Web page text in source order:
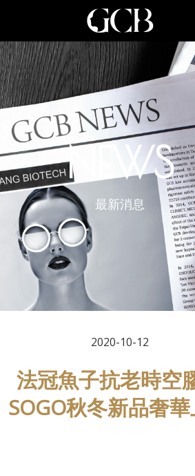
NEWS
最新消息
2020-10-12
法冠魚子抗老時空
SOGO秋冬新品奢